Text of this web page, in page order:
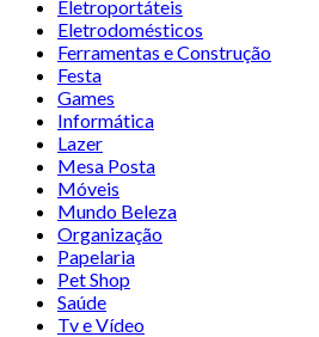
Eletroportáteis
Eletrodomésticos
Ferramentas e Construção
Festa
Games
Informática
Lazer
Mesa Posta
Móveis
Mundo Beleza
Organização
Papelaria
Pet Shop
Saúde
Tv e Vídeo